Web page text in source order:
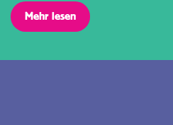
Mehr lesen